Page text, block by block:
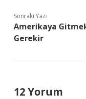
Sonraki Yazı
Amerikaya
Gerekir
12 Yorum